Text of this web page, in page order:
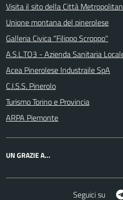
Visita il sito della Città
Unione montana del pinerolese
Galleria Civica "Filippo Scroppo"
A.S.L.TO3 - Azienda Sanitaria
Acea Pinerolese Industraile SpA
C.I.S.S. Pinerolo
Turismo Torino e Provincia
ARPA Piemonte
UN GRAZIE A...
Seguici su